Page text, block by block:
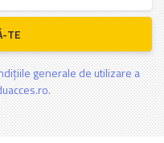
TE
generale de utilizare a